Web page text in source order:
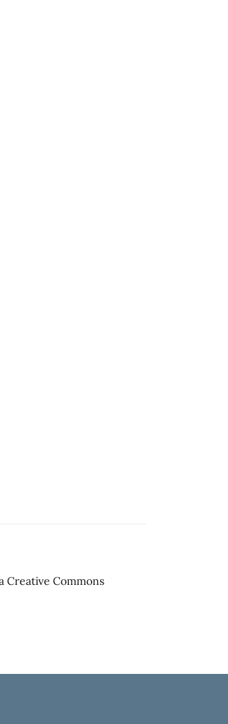
Creative Commons